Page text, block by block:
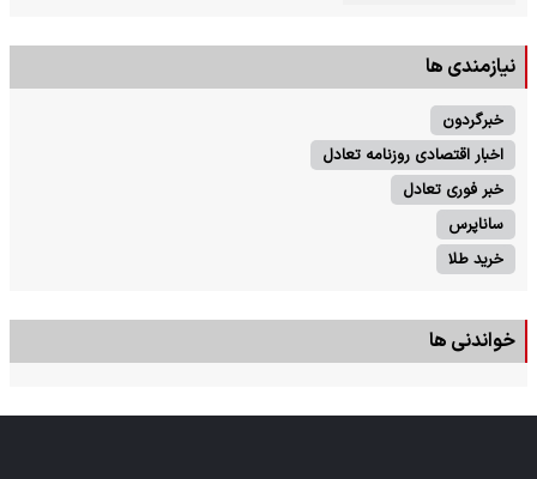
نیازمندی ها
خبرگردون
اخبار اقتصادی روزنامه تعادل
خبر فوری تعادل
ساناپرس
خرید طلا
خواندنی ها